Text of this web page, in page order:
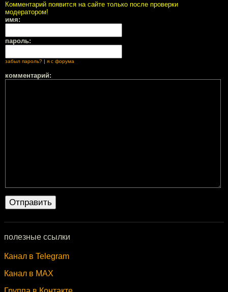
Комментарий появится на сайте только после проверки
модератором!
имя:
пароль:
забыл пароль? | я с форума
комментарий:
полезные ссылки
Канал в Telegram
Канал в MAX